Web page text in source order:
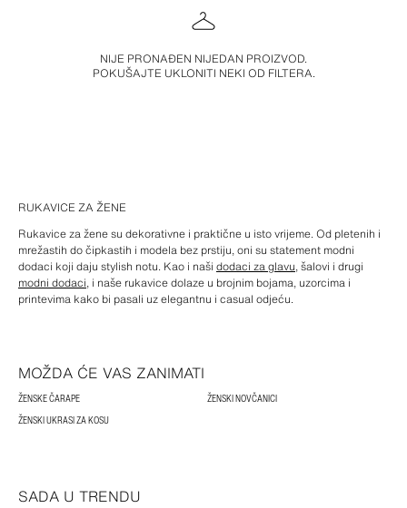
NIJE PRONAĐEN NIJEDAN PROIZVOD.
POKUŠAJTE UKLONITI NEKI OD FILTERA.
RUKAVICE ZA ŽENE
Rukavice za žene su dekorativne i praktične u isto vrijeme. Od pletenih i
mrežastih do čipkastih i modela bez prstiju, oni su statement modni
dodaci koji daju stylish notu. Kao i naši dodaci za glavu, šalovi i drugi
modni dodaci, i naše rukavice dolaze u brojnim bojama, uzorcima i
printevima kako bi pasali uz elegantnu i casual odjeću.
MOŽDA ĆE VAS ZANIMATI
ŽENSKE ČARAPE
ŽENSKI NOVČANICI
ŽENSKI UKRASI ZA KOSU
SADA U TRENDU